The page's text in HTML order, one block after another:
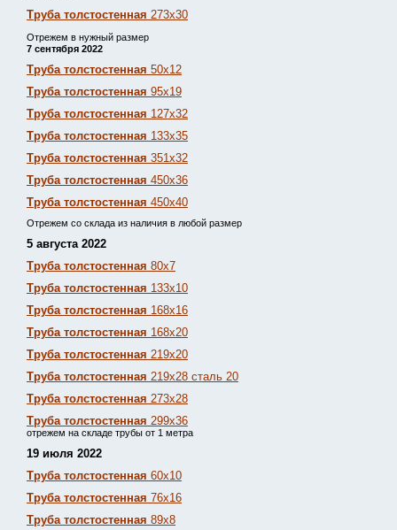
Труба толстостенная 273х30
Отрежем в нужный размер
7 сентября 2022
Труба толстостенная 50х12
Труба толстостенная 95х19
Труба толстостенная 127х32
Труба толстостенная 133х35
Труба толстостенная 351х32
Труба толстостенная 450х36
Труба толстостенная 450х40
Отрежем со склада из наличия в любой размер
5 августа 2022
Труба толстостенная 80х7
Труба толстостенная 133х10
Труба толстостенная 168х16
Труба толстостенная 168х20
Труба толстостенная 219х20
Труба толстостенная 219х28 сталь 20
Труба толстостенная 273х28
Труба толстостенная 299х36
отрежем на складе трубы от 1 метра
19 июля 2022
Труба толстостенная 60х10
Труба толстостенная 76х16
Труба толстостенная 89х8